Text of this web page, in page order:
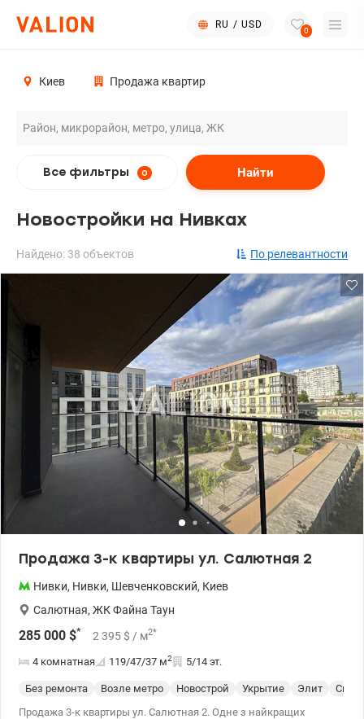
RU / USD
0
Киев Продажа квартир
Все фильтры 0 Найти
Новостройки на Нивках
Найдено: 38 объектов По релевантности
Продажа 3-к квартиры ул. Салютная 2
Нивки, Нивки, Шевченковский, Киев
Салютная, ЖК Файна Таун
285 000 $* 2 395 $ / м2*
4 комнатная 119/47/37 м2 5/14 эт.
Без ремонта Возле метро Новострой Укрытие Элит
Продажа 3-к квартиры ул. Салютная 2. Одне з найкращих